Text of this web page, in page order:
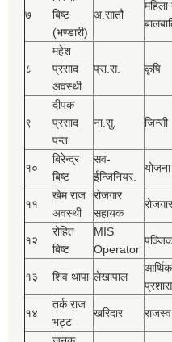
७
बिष्‍ट
(भण्डारी)
अ.सातौ
महिला
८
महेश
प्रसाद
अवस्थी
प्रा.स. कृषि
९
दीपक
प्रसाद
पन्त
ना.सु. जिन्सी
१०
बिरेन्द्र
बिष्‍ट
सव-
ईन्जिनियर.
योजना
११
खेम राज
अवस्थी
रोजगार
सहायक
रोजगार
१२
रोहित
बिष्‍ट
MIS
Operator
१३ शिव थापा लेखापाल
आर्थिक
१४
तर्क राज
भट्ट
खरिदार राजस्‍व